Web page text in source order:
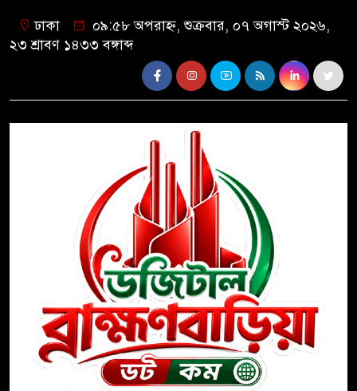
ঢাকা
০৯:৫৮ অপরাহ্ন, শুক্রবার, ০৭ অগাস্ট ২০২৬,
২৩ শ্রাবণ ১৪৩৩ বঙ্গাব্দ